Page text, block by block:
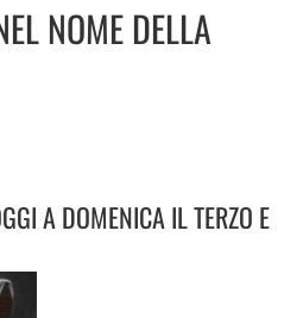
NOME DELLA
A DOMENICA IL TERZO E